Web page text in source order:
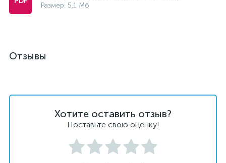
Размер: 5.1 Мб
Отзывы
Хотите оставить отзыв?
Поставьте свою оценку!